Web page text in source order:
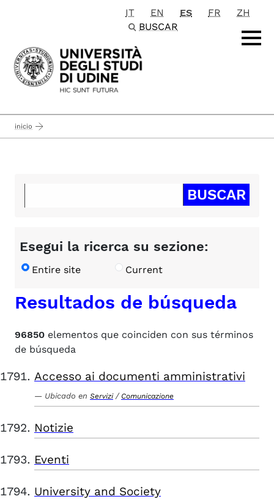
Passa al contenuto principale
IT EN ES FR
ZH
BUSCAR
inicio
Esegui la ricerca su sezione:
Entire site Current
Resultados de búsqueda
96850 elementos que coinciden con sus términos
de búsqueda
Accesso ai documenti amministrativi
Ubicado en Servizi / Comunicazione
Notizie
Eventi
University and Society